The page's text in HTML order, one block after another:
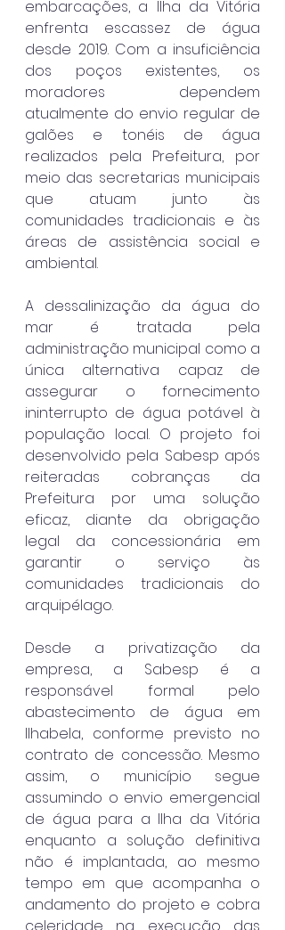
embarcações, a Ilha da Vitória
enfrenta escassez de água
desde 2019. Com a insuficiência
dos poços existentes, os
moradores dependem
atualmente do envio regular de
galões e tonéis de água
realizados pela Prefeitura, por
meio das secretarias municipais
que atuam junto às
comunidades tradicionais e às
áreas de assistência social e
ambiental.
A dessalinização da água do
mar é tratada pela
administração municipal como a
única alternativa capaz de
assegurar o fornecimento
ininterrupto de água potável à
população local. O projeto foi
desenvolvido pela Sabesp após
reiteradas cobranças da
Prefeitura por uma solução
eficaz, diante da obrigação
legal da concessionária em
garantir o serviço às
comunidades tradicionais do
arquipélago.
Desde a privatização da
empresa, a Sabesp é a
responsável formal pelo
abastecimento de água em
Ilhabela, conforme previsto no
contrato de concessão. Mesmo
assim, o município segue
assumindo o envio emergencial
de água para a Ilha da Vitória
enquanto a solução definitiva
não é implantada, ao mesmo
tempo em que acompanha o
andamento do projeto e cobra
celeridade na execução das